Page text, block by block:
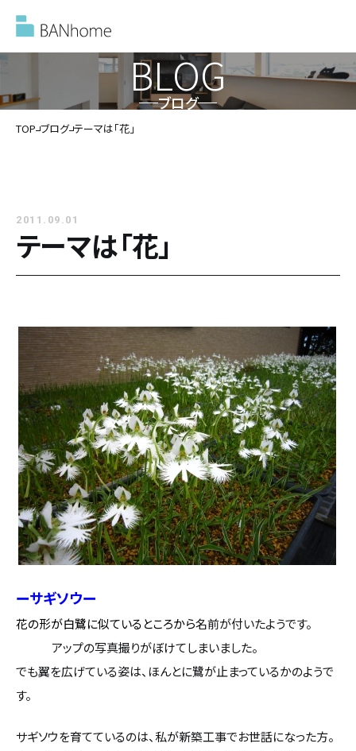
イベント情報
バンホームの家づくり
バンホームの家づくり
設計・デザイン
耐震・断熱
保証・アフターメンテナンス
家づくりの流れ
フルオーダー住宅
セミオーダー住宅
会社概要
スタッフ紹介
お客様の声
ブログ
住宅の無料相談会
カタログ請求
BLOG
ブログ
TOP ブログ テーマは「花」
2011.09.01
テーマは「花」
ーサギソウー
花の形が白鷺に似ているところから名前が付いたようです。
アップの写真撮りがぼけてしまいました。
でも翼を広げている姿は、ほんとに鷺が止まっているかのようで
す。
サギソウを育てているのは、私が新築工事でお世話になった方。